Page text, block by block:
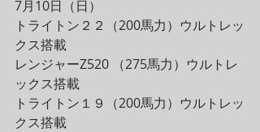
7月10日（日）
トライトン２２（200馬力）ウルトレッ
クス搭載
レンジャーZ520 （275馬力）ウルトレ
ックス搭載
トライトン１９（200馬力）ウルトレッ
クス搭載